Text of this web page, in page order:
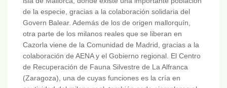
de la especie, gracias a la colaboración solidaria del
Govern Balear. Además de los de origen mallorquín,
otra parte de los milanos reales que se liberan en
Cazorla viene de la Comunidad de Madrid, gracias a la
colaboración de AENA y el Gobierno regional. El Centro
de Recuperación de Fauna Silvestre de La Alfranca
(Zaragoza), una de cuyas funciones es la cría en